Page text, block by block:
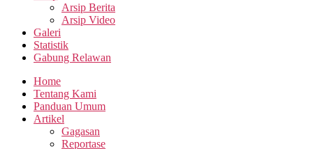
Arsip Berita
Arsip Video
Galeri
Statistik
Gabung Relawan
Home
Tentang Kami
Panduan Umum
Artikel
Gagasan
Reportase